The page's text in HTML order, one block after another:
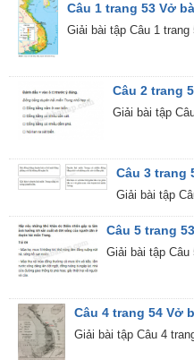
Câu 1 trang 53 Vở
Giải bài tập Câu 1
Câu 2 trang
Giải bài tập
Câu 3 trang
Giải bài tập
Câu 5 trang
Giải bài tập
Câu 4 trang 54 Vở
Giải bài tập Câu 4